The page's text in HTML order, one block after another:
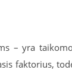
– yra
faktorius,